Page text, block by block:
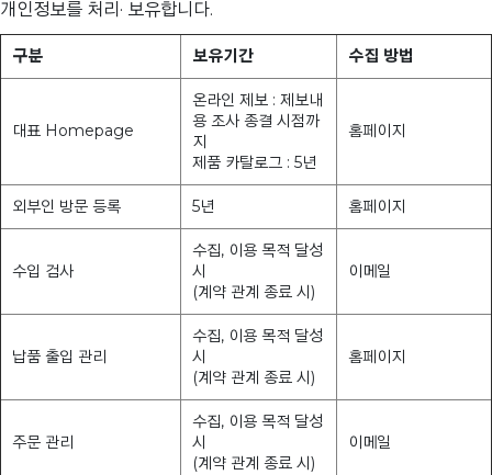
개인정보를 처리· 보유합니다.
구분 보유기간 수집 방법
대표 Homepage
온라인 제보 : 제보내
용 조사 종결 시점까
지
제품 카탈로그 : 5년
홈페이지
외부인 방문 등록 5년 홈페이지
수입 검사
수집, 이용 목적 달성
시
(계약 관계 종료 시)
이메일
납품 출입 관리
수집, 이용 목적 달성
시
(계약 관계 종료 시)
홈페이지
주문 관리
수집, 이용 목적 달성
시
(계약 관계 종료 시)
이메일